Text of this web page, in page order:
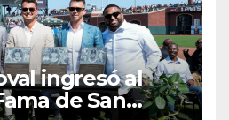
ingresó al
de San